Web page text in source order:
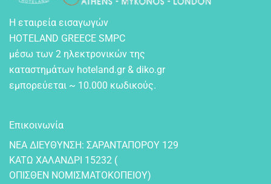
Η εταιρεία εισαγωγών
HOTELAND GREECE SMPC
μέσω των 2 ηλεκτρονικών της
καταστημάτων hoteland.gr & diko.gr
εμπορεύεται ~ 10.000 κωδικούς.
Επικοινωνία
NEA ΔIEYΘYNΣH: ΣAPANTAΠOPOY 129
KATΩ XAΛANΔPI 15232 (
OΠIΣΘEN NOMIΣMATOKOΠEIOY)